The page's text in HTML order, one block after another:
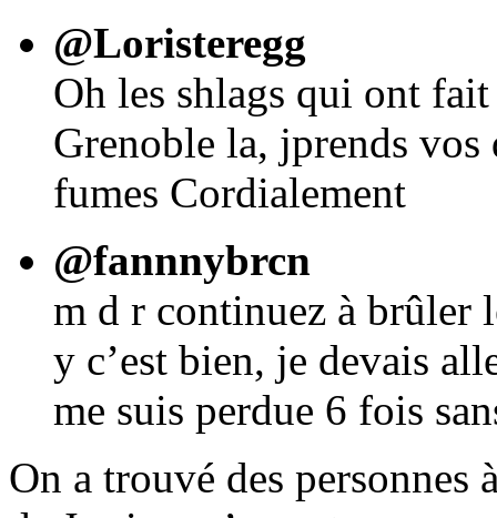
@Loristeregg
Oh les shlags qui ont
Grenoble la, jprends vos
fumes Cordialement
@fannnybrcn
m d r continuez à brûler
y c’est bien, je devais
me suis perdue 6 fois
On a trouvé des personnes